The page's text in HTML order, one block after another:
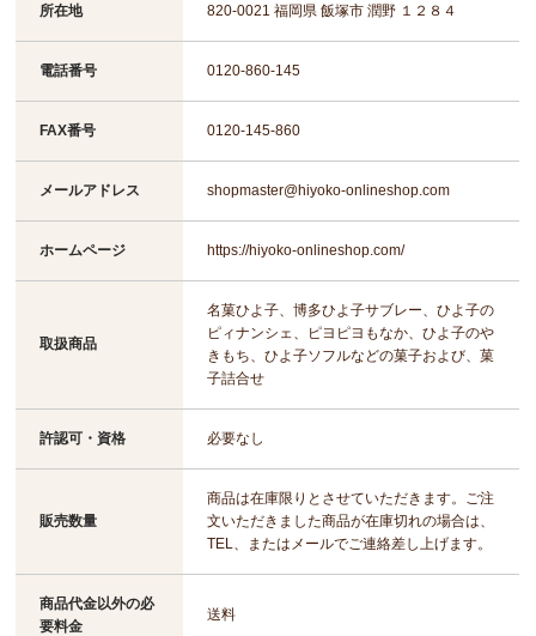
所在地 820-0021 福岡県 飯塚市 潤野 １２８４
電話番号 0120-860-145
FAX番号 0120-145-860
メールアドレス shopmaster@hiyoko-onlineshop.com
ホームページ https://hiyoko-onlineshop.com/
取扱商品
名菓ひよ子、博多ひよ子サブレー、ひよ子の
ピィナンシェ、ピヨピヨもなか、ひよ子のや
きもち、ひよ子ソフルなどの菓子および、菓
子詰合せ
許認可・資格 必要なし
販売数量
商品は在庫限りとさせていただきます。ご注
文いただきました商品が在庫切れの場合は、
TEL、またはメールでご連絡差し上げます。
商品代金以外の必
要料金
送料